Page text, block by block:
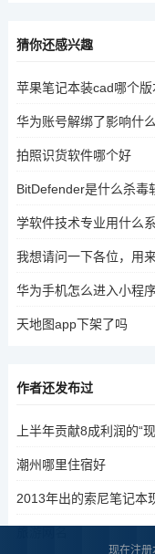
猜你还感兴趣
苹果笔记本装cad哪个版
华为账号解绑了影响什
拍照识货软件哪个好
BitDefender是什么杀毒
学软件技术专业用什么
我想请问一下各位，用
华为手机怎么进入小程
天地图app下架了吗
作者还发布过
上半年贡献8成利润的“
潮州哪里住宿好
2013年出的索尼笔记本
现在注册